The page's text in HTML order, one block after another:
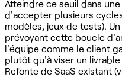
Atteindre ce seuil dans
d'accepter plusieurs
modèles, jeux de tests).
prévoyant cette boucle
l'équipe comme le client
plutôt qu'à viser un
Refonte de SaaS existant